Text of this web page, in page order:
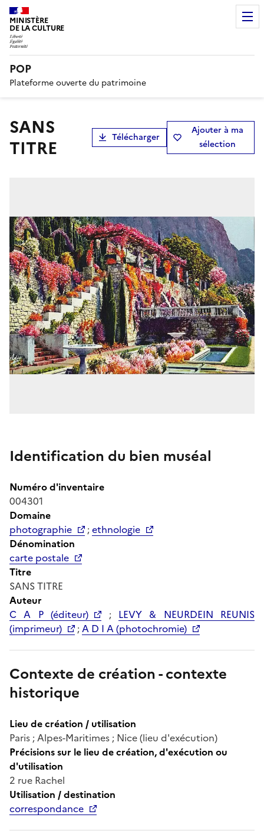
MINISTÈRE
DE LA CULTURE
POP
Plateforme ouverte du patrimoine
SANS
TITRE
Télécharger
Ajouter à ma
sélection
Identification du bien muséal
Numéro d'inventaire
004301
Domaine
photographie
;ethnologie
Dénomination
carte postale
Titre
SANS TITRE
Auteur
C A P (éditeur)
; LEVY & NEURDEIN REUNIS
(imprimeur)
;A D I A (photochromie)
Contexte de création - contexte
historique
Lieu de création / utilisation
Paris ; Alpes-Maritimes ; Nice (lieu d'exécution)
Précisions sur le lieu de création, d'exécution ou
d'utilisation
2 rue Rachel
Utilisation / destination
correspondance